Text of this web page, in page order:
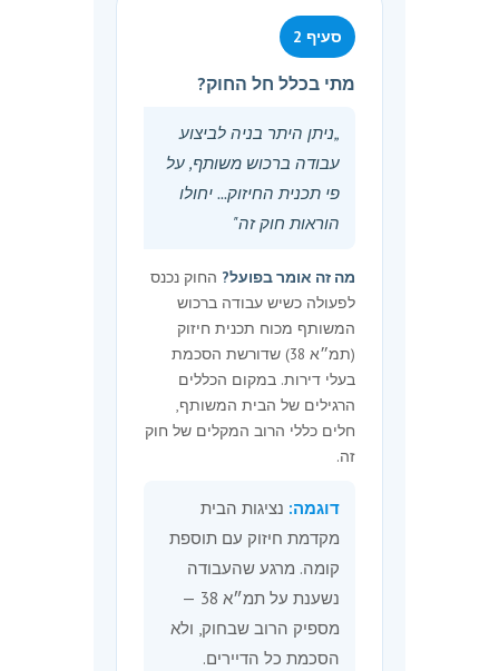
המקרקעין, התשכ״ט-1969;
„חוק פינוי ובינוי" – חוק פינוי
ובינוי (עידוד מיזמי פינוי ובינוי),
לחוק המקרקעין;
„מתחם פינוי ובינוי" – כהגדרתו
בחוק הרשות הממשלתית
התשע״ו-2016;
„עסקה לפי תוכנית החיזוק" –
כהגדרתה בחוק התחדשות
עירונית (הסכמים לארגון
עסקאות), התשע״ז-2017;
„עסקה ראשונה לפי תוכנית
החיזוק" – עסקה לפי תוכנית
מבעלי הדירות בבית המשותף,
שלא קדמה לה עסקה לפי
תוכנית החיזוק בין אותו יזם ובין
בעל דירה אחר באותו בית
משותף;
„תכנית החיזוק" – כל אחת
סעיף 2
מתי בכלל חל החוק?
„ניתן היתר בניה לביצוע
עבודה ברכוש משותף, על
פי תכנית החיזוק... יחולו
הוראות חוק זה"
מה זה אומר בפועל? החוק נכנס
לפעולה כשיש עבודה ברכוש
המשותף מכוח תכנית חיזוק
(תמ״א 38) שדורשת הסכמת
בעלי דירות. במקום הכללים
הרגילים של הבית המשותף,
חלים כללי הרוב המקלים של חוק
זה.
דוגמה: נציגות הבית
מקדמת חיזוק עם תוספת
קומה. מרגע שהעבודה
נשענת על תמ״א 38 —
מספיק הרוב שבחוק, ולא
הסכמת כל הדיירים.